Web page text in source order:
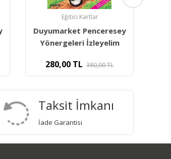
Eğitici Kartlar
Duyumarket Penceresey
Öykülerle Dinle Düşün
330,00TL 388,22TL
Taksit İmkanı
İade Garantisi